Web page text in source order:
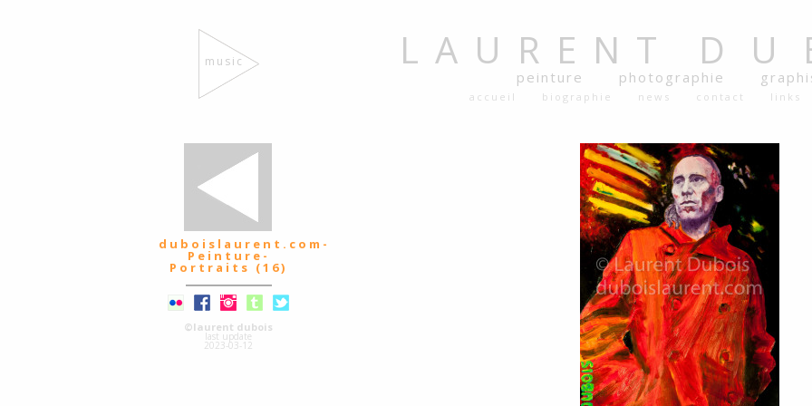
music
duboislaurent.com-
Peinture-
Portraits (16)
©laurent dubois
last update
2023-03-12
LAURENT
peinture photographie
accueil biographie news contact links